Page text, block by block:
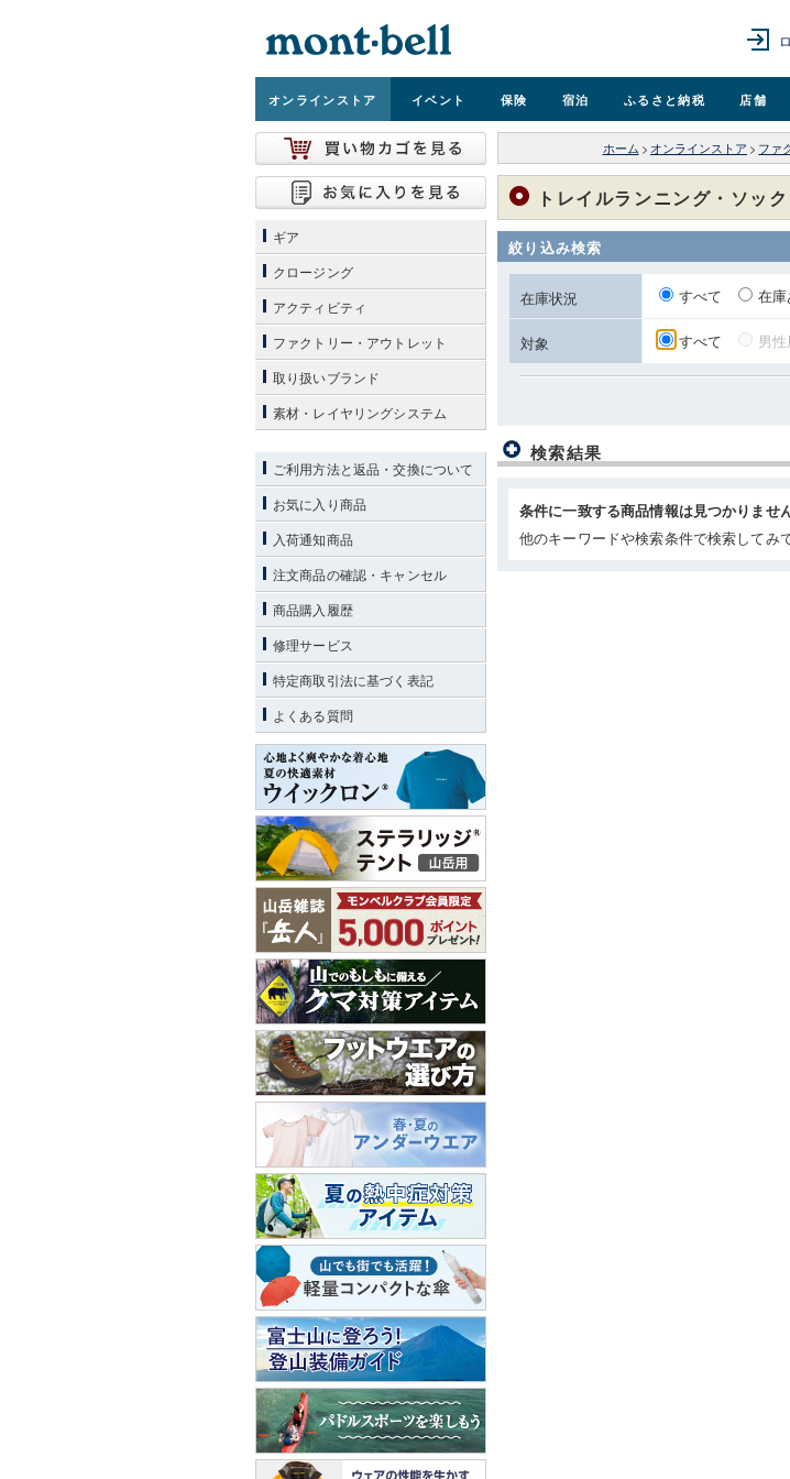
オンラインストア イベント 保険 宿泊 ふるさと納税 店舗
ホーム > オンラインストア > ファ
トレイルランニング・ソッ
絞り込み検索
在庫状況 すべて 在庫
対象 すべて 男性
検索結果
条件に一致する商品情報は見つかりませ
他のキーワードや検索条件で検索してみ
ギア
クロージング
アクティビティ
ファクトリー・アウトレット
取り扱いブランド
素材・レイヤリングシステム
ご利用方法と返品・交換について
お気に入り商品
入荷通知商品
注文商品の確認・キャンセル
商品購入履歴
修理サービス
特定商取引法に基づく表記
よくある質問